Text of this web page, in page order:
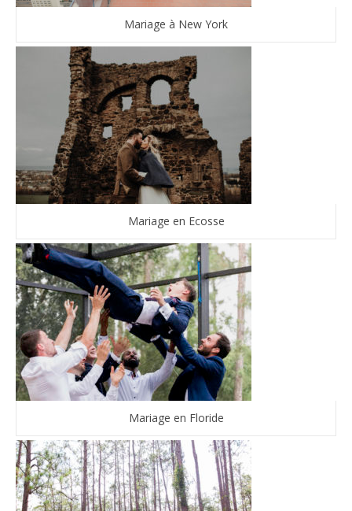
Mariage à New York
Mariage en Ecosse
Mariage en Floride